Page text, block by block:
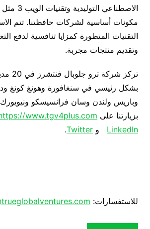
الاصطناعي
مكونات أساسية لشركات حافظتنا. تتم
التقنيات المتطورة كمزايا تنافسية لدفع
وتقديم منتجات مجربة.
تركز
بشكل رئيسي في سنغافورة وهونغ كونغ
وباريس ولندن وسان فرانسيسكو
بزيارتنا على www.tgv4plus.com/
LinkedIn و Twitter
.
للاستفسارات: